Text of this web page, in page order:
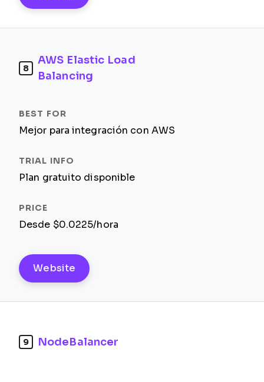
8
AWS Elastic Load
Balancing
Mejor para integración con AWS
Plan gratuito disponible
Desde $0.0225/hora
Website
9 NodeBalancer